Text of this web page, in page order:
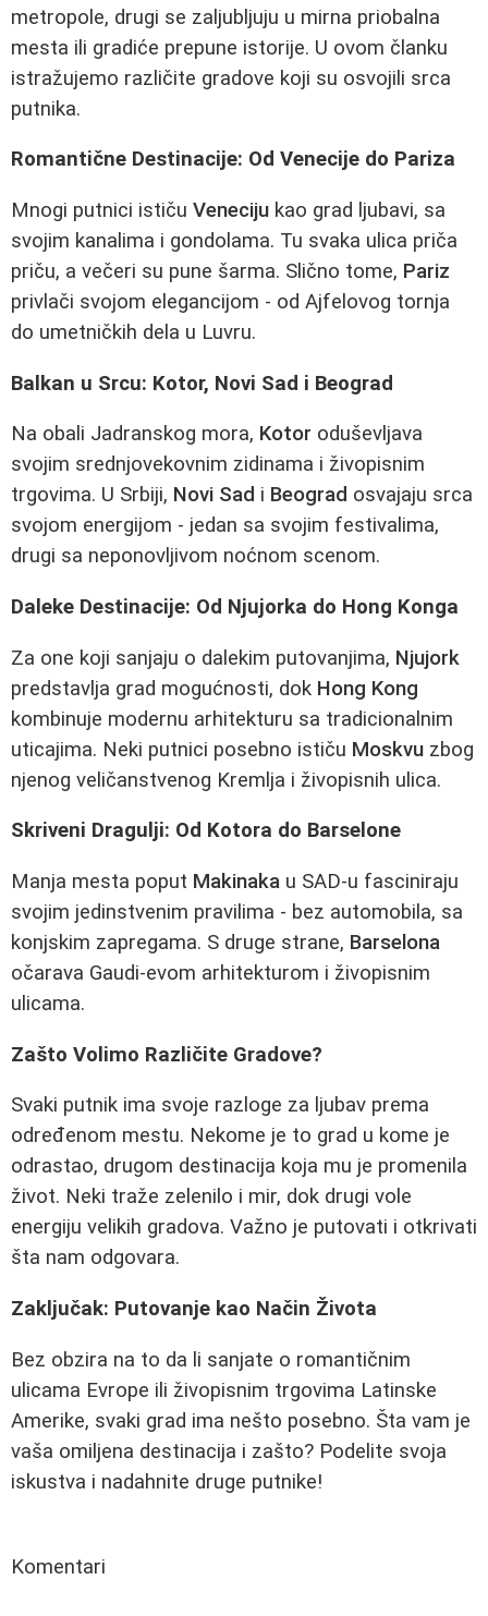
metropole, drugi se zaljubljuju u mirna priobalna
mesta ili gradiće prepune istorije. U ovom članku
istražujemo različite gradove koji su osvojili srca
putnika.
Romantične Destinacije: Od Venecije do Pariza
Mnogi putnici ističu Veneciju kao grad ljubavi, sa
svojim kanalima i gondolama. Tu svaka ulica priča
priču, a večeri su pune šarma. Slično tome, Pariz
privlači svojom elegancijom - od Ajfelovog tornja
do umetničkih dela u Luvru.
Balkan u Srcu: Kotor, Novi Sad i Beograd
Na obali Jadranskog mora, Kotor oduševljava
svojim srednjovekovnim zidinama i živopisnim
trgovima. U Srbiji, Novi Sad i Beograd osvajaju srca
svojom energijom - jedan sa svojim festivalima,
drugi sa neponovljivom noćnom scenom.
Daleke Destinacije: Od Njujorka do Hong Konga
Za one koji sanjaju o dalekim putovanjima, Njujork
predstavlja grad mogućnosti, dok Hong Kong
kombinuje modernu arhitekturu sa tradicionalnim
uticajima. Neki putnici posebno ističu Moskvu zbog
njenog veličanstvenog Kremlja i živopisnih ulica.
Skriveni Dragulji: Od Kotora do Barselone
Manja mesta poput Makinaka u SAD-u fasciniraju
svojim jedinstvenim pravilima - bez automobila, sa
konjskim zapregama. S druge strane, Barselona
očarava Gaudi-evom arhitekturom i živopisnim
ulicama.
Zašto Volimo Različite Gradove?
Svaki putnik ima svoje razloge za ljubav prema
određenom mestu. Nekome je to grad u kome je
odrastao, drugom destinacija koja mu je promenila
život. Neki traže zelenilo i mir, dok drugi vole
energiju velikih gradova. Važno je putovati i otkrivati
šta nam odgovara.
Zaključak: Putovanje kao Način Života
Bez obzira na to da li sanjate o romantičnim
ulicama Evrope ili živopisnim trgovima Latinske
Amerike, svaki grad ima nešto posebno. Šta vam je
vaša omiljena destinacija i zašto? Podelite svoja
iskustva i nadahnite druge putnike!
Komentari